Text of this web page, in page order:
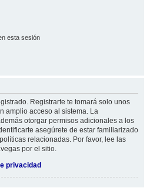
esta sesión
Registrarte te tomará solo unos
amplio acceso al sistema. La
otorgar permisos adicionales a los
asegúrete de estar familiarizado
relacionadas. Por favor, lee las
por el sitio.
privacidad